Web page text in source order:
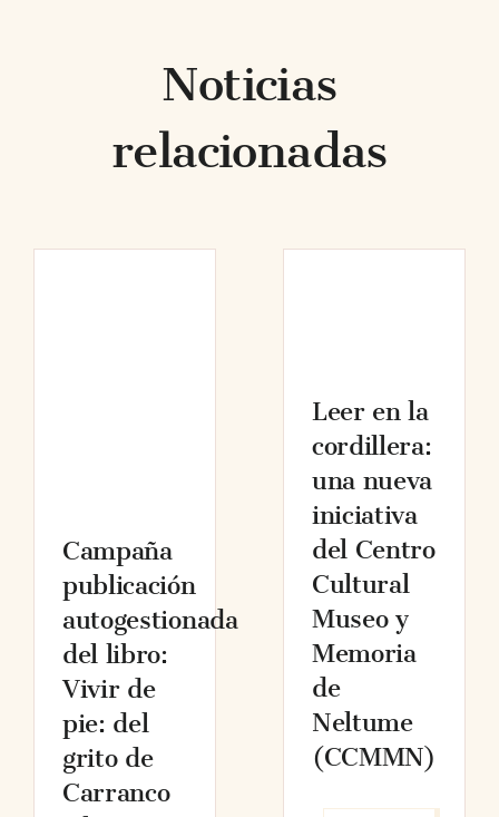
Noticias
relacionadas
Campaña
publicación
autogestionada
del libro:
Vivir de
pie: del
grito de
Carranco
Leer en la
cordillera:
una nueva
iniciativa
del Centro
Cultural
Museo y
Memoria
de
Neltume
(CCMMN)